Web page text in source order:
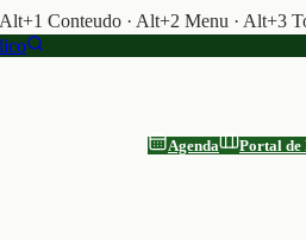
Conteudo · Alt+2 Menu · Alt+3
Agenda Portal de